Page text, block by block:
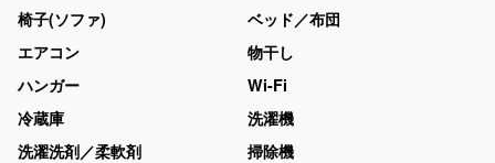
椅子(ソファ)
ベッド／布団
エアコン
物干し
ハンガー
Wi-Fi
冷蔵庫
洗濯機
洗濯洗剤／柔軟剤
掃除機